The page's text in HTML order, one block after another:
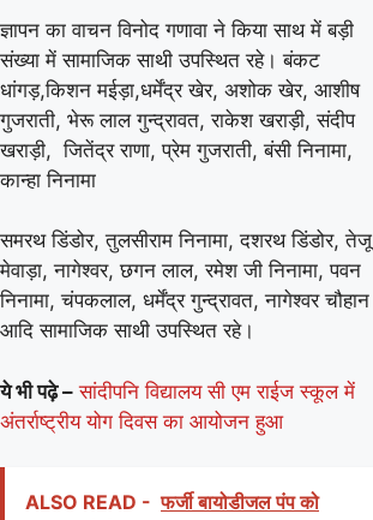
ज्ञापन का वाचन विनोद गणावा ने किया साथ में बड़ी
संख्या में सामाजिक साथी उपस्थित रहे। बंकट
धांगड़,किशन मईड़ा,धर्मेंद्र खेर, अशोक खेर, आशीष
गुजराती, भेरू लाल गुन्द्रावत, राकेश खराड़ी, संदीप
खराड़ी, जितेंद्र राणा, प्रेम गुजराती, बंसी निनामा,
कान्हा निनामा
समरथ डिंडोर, तुलसीराम निनामा, दशरथ डिंडोर, तेजू
मेवाड़ा, नागेश्वर, छगन लाल, रमेश जी निनामा, पवन
निनामा, चंपकलाल, धर्मेंद्र गुन्द्रावत, नागेश्वर चौहान
आदि सामाजिक साथी उपस्थित रहे।
ये भी पढ़े – सांदीपनि विद्यालय सी एम राईज स्कूल में
अंतर्राष्ट्रीय योग दिवस का आयोजन हुआ
ALSO READ - फर्जी बायोडीजल पंप को